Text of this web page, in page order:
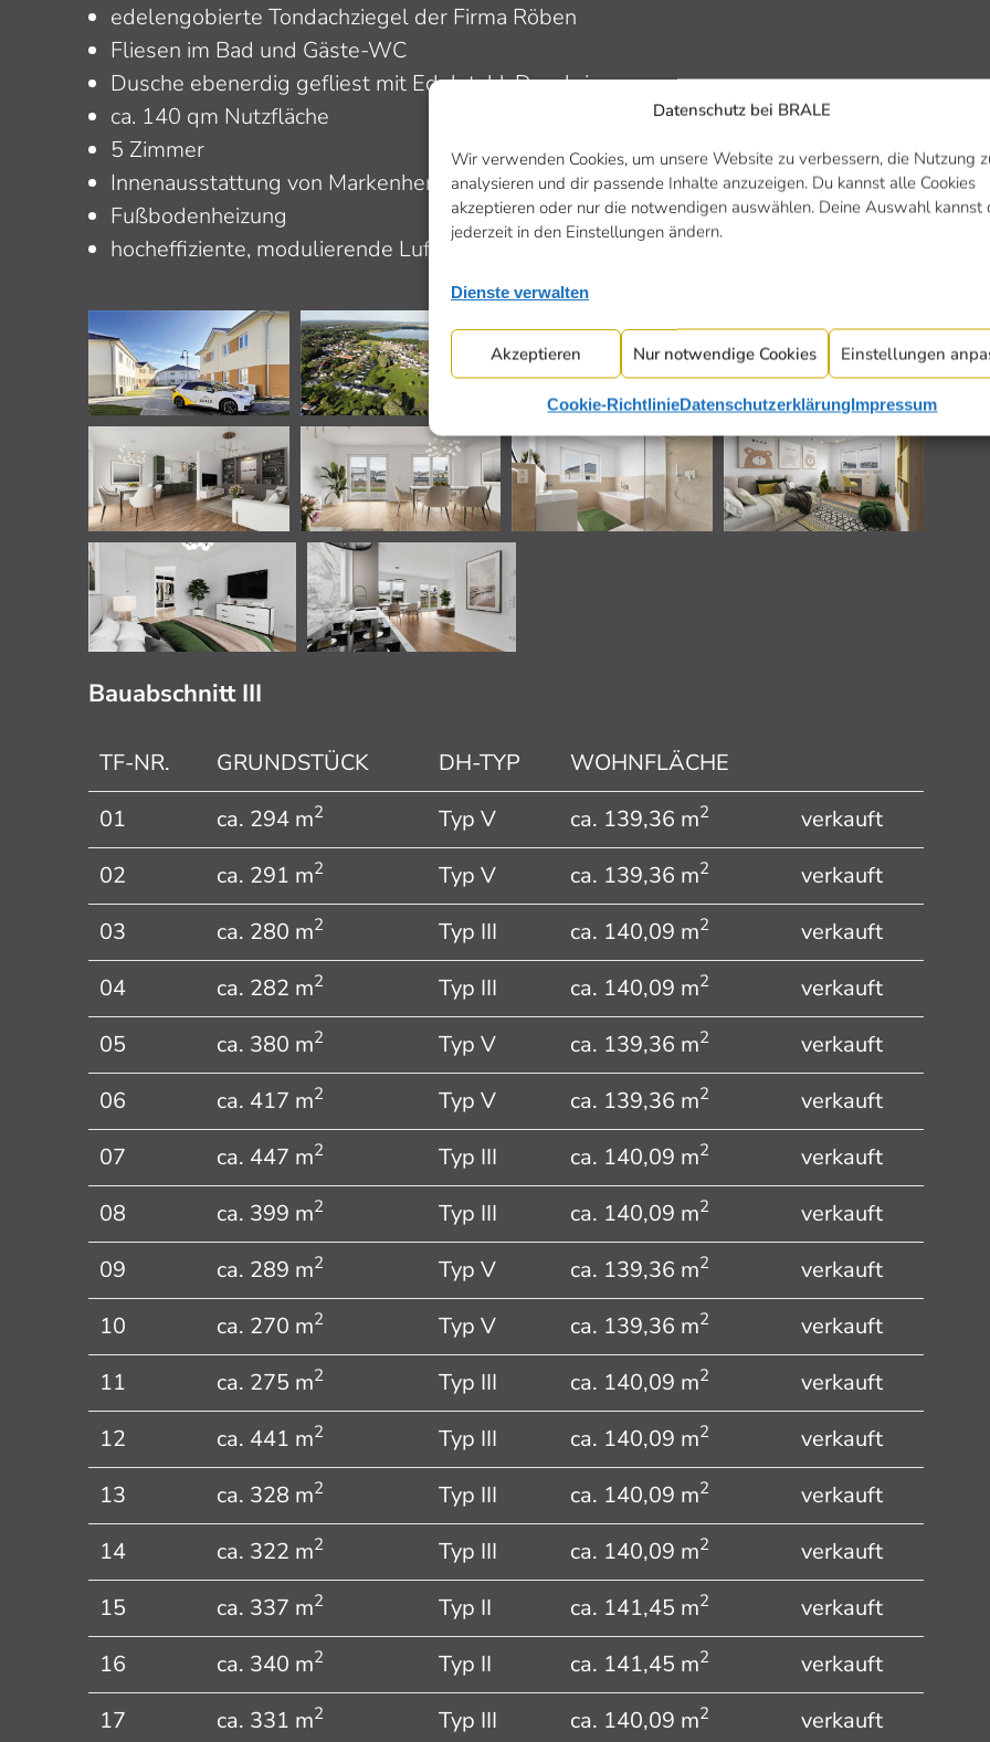
Datenschutz bei BRALE
Wir verwenden Cookies, um unsere Website zu verbessern, die Nutzung
analysieren und dir passende Inhalte anzuzeigen. Du kannst alle Cookies
akzeptieren oder nur die notwendigen auswählen. Deine Auswahl kannst
jederzeit in den Einstellungen ändern.
Dienste verwalten
Akzeptieren Nur notwendige Cookies Einstellungen
Cookie-RichtlinieDatenschutzerklärungImpressum
edelengobierte Tondachziegel der Firma Röben
Fliesen im Bad und Gäste-WC
Dusche ebenerdig gefliest mit Edelstahl-Duschrinne
ca. 140 qm Nutzfläche
5 Zimmer
Innenausstattung von Markenherstellern
Fußbodenheizung
hocheffiziente, modulierende Luftwärmepumpe der Firma DAIKIN
Bauabschnitt III
TF-NR. GRUNDSTÜCK DH-TYP
WOHNFLÄCHE
01
ca. 294 m2 Typ V ca. 139,36 m2
verkauft
02
ca. 291 m2 Typ V ca. 139,36 m2
verkauft
03
ca. 280 m2 Typ III ca. 140,09 m2
verkauft
04
ca. 282 m2 Typ III ca. 140,09 m2
verkauft
05
ca. 380 m2 Typ V ca. 139,36 m2
verkauft
06
ca. 417 m2 Typ V ca. 139,36 m2
verkauft
07
ca. 447 m2 Typ III ca. 140,09 m2
verkauft
08
ca. 399 m2 Typ III ca. 140,09 m2
verkauft
09
ca. 289 m2 Typ V ca. 139,36 m2
verkauft
10
ca. 270 m2 Typ V ca. 139,36 m2
verkauft
11
ca. 275 m2 Typ III ca. 140,09 m2
verkauft
12
ca. 441 m2 Typ III ca. 140,09 m2
verkauft
13
ca. 328 m2 Typ III ca. 140,09 m2
verkauft
14
ca. 322 m2 Typ III ca. 140,09 m2
verkauft
15
ca. 337 m2 Typ II ca. 141,45 m2
verkauft
16
ca. 340 m2 Typ II ca. 141,45 m2
verkauft
17
ca. 331 m2 Typ III ca. 140,09 m2 verkauft